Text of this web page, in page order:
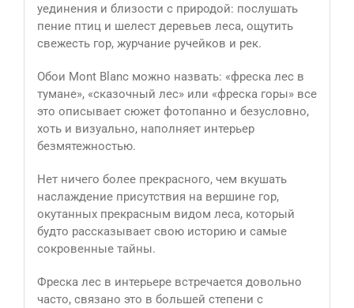
уединения и близости с природой: послушать
пение птиц и шелест деревьев леса, ощутить
свежесть гор, журчание ручейков и рек.
Обои Mont Blanc можно назвать: «фреска лес в
тумане», «сказочный лес» или «фреска горы» все
это описывает сюжет фотопанно и безусловно,
хоть и визуально, наполняет интерьер
безмятежностью.
Нет ничего более прекрасного, чем вкушать
наслаждение присутствия на вершине гор,
окутанных прекрасным видом леса, который
будто рассказывает свою историю и самые
сокровенные тайны.
Фреска лес в интерьере встречается довольно
часто, связано это в большей степени с